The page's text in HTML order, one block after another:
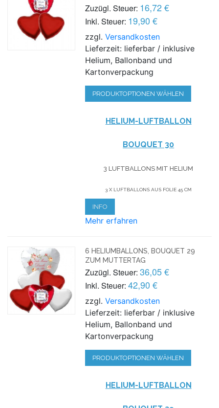
Zuzügl. Steuer: 16,72 €
Inkl. Steuer: 19,90 €
zzgl.Versandkosten
Lieferzeit: lieferbar / inklusive
Helium, Ballonband und
Kartonverpackung
PRODUKTOPTIONEN WÄHLEN
HELIUM-LUFTBALLON
BOUQUET 30
3 LUFTBALLONS MIT HELIUM
3 X LUFTBALLONS AUS FOLIE 45 CM
INFO
Mehr erfahren
6 HELIUMBALLONS, BOUQUET 29
ZUM MUTTERTAG
Zuzügl. Steuer: 36,05 €
Inkl. Steuer: 42,90 €
zzgl.Versandkosten
Lieferzeit: lieferbar / inklusive
Helium, Ballonband und
Kartonverpackung
PRODUKTOPTIONEN WÄHLEN
HELIUM-LUFTBALLON